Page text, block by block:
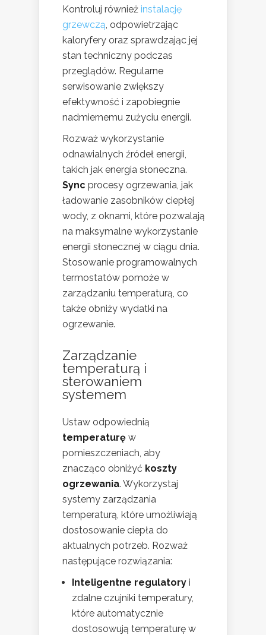
Kontroluj również instalację
grzewczą, odpowietrzając
kaloryfery oraz sprawdzając jej
stan techniczny podczas
przeglądów. Regularne
serwisowanie zwiększy
efektywność i zapobiegnie
nadmiernemu zużyciu energii.
Rozważ wykorzystanie
odnawialnych źródeł energii,
takich jak energia słoneczna.
Sync procesy ogrzewania, jak
ładowanie zasobników ciepłej
wody, z oknami, które pozwalają
na maksymalne wykorzystanie
energii słonecznej w ciągu dnia.
Stosowanie programowalnych
termostatów pomoże w
zarządzaniu temperaturą, co
także obniży wydatki na
ogrzewanie.
Zarządzanie
temperaturą i
sterowaniem
systemem
Ustaw odpowiednią
temperaturę w
pomieszczeniach, aby
znacząco obniżyć koszty
ogrzewania. Wykorzystaj
systemy zarządzania
temperaturą, które umożliwiają
dostosowanie ciepła do
aktualnych potrzeb. Rozważ
następujące rozwiązania:
Inteligentne regulatory i
zdalne czujniki temperatury,
które automatycznie
dostosowują temperaturę w